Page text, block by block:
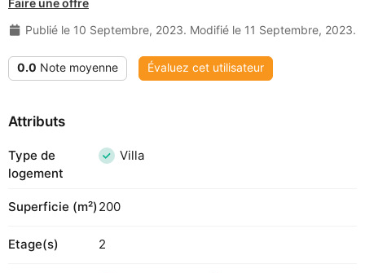
Faire une offre
Publié le 10 Septembre, 2023. Modifié le 11 Septembre, 2023.
0.0 Note moyenne Évaluez cet utilisateur
Attributs
Type de
logement
Villa
Superficie (m²)200
Etage(s) 2